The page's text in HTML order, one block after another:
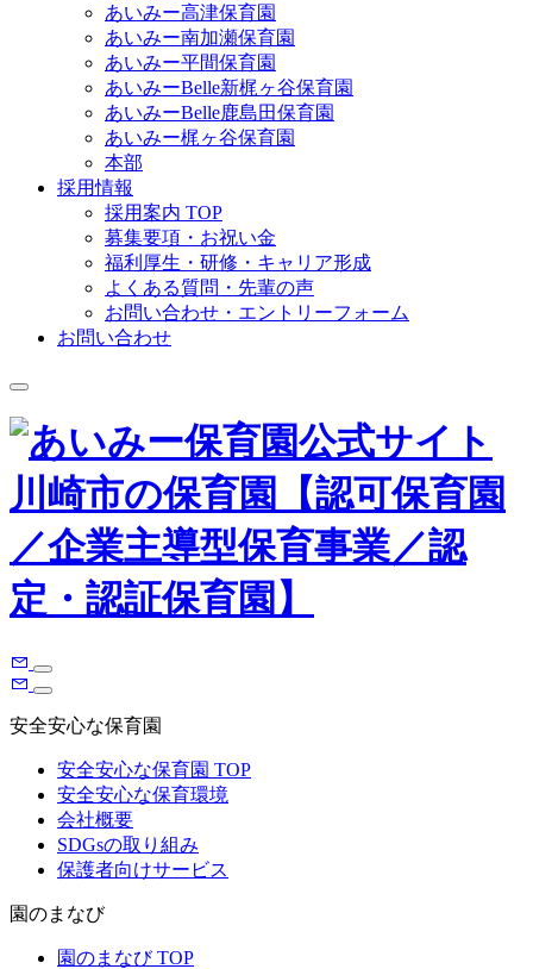
あいみー高津保育園
あいみー南加瀬保育園
あいみー平間保育園
あいみーBelle新梶ヶ谷保育園
あいみーBelle鹿島田保育園
あいみー梶ヶ谷保育園
本部
採用情報
採用案内 TOP
募集要項・お祝い金
福利厚生・研修・キャリア形成
よくある質問・先輩の声
お問い合わせ・エントリーフォーム
お問い合わせ
安全安心な保育園
安全安心な保育園 TOP
安全安心な保育環境
会社概要
SDGsの取り組み
保護者向けサービス
園のまなび
園のまなび TOP